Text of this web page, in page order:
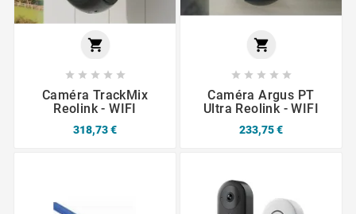

    
Caméra TrackMix
Reolink - WIFI
318,73 €

    
Caméra Argus PT
Ultra Reolink - WIFI
233,75 €